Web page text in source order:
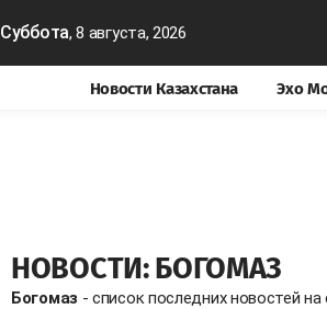
Суббота, 8 августа, 2026
Новости Казахстана Эхо
НОВОСТИ: БОГОМАЗ
Богомаз - список последних новостей